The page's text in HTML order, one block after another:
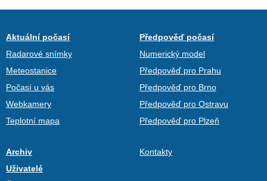
Aktuální počasí
Radarové snímky
Meteostanice
Počasí u vás
Webkamery
Teplotní mapa
Předpověď počasí
Numerický model
Předpověď pro Prahu
Předpověď pro Brno
Předpověď pro Ostravu
Předpověď pro Plzeň
Archiv
Uživatelé
Kontakty